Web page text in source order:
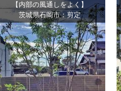
【内部の風通しをよく】
茨城県石岡市：剪定